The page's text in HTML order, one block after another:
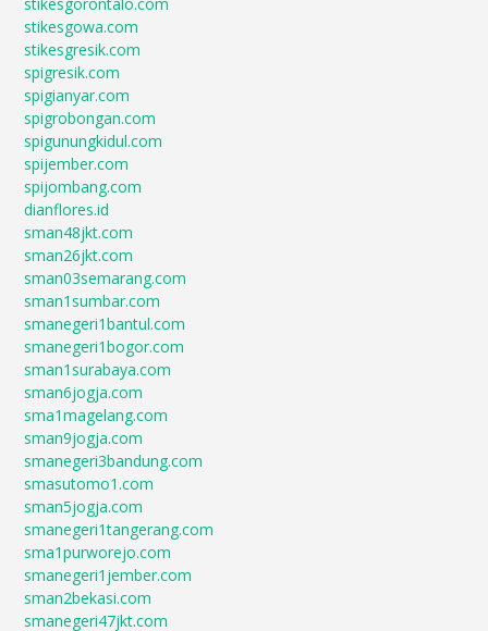
stikesgorontalo.com
stikesgowa.com
stikesgresik.com
spigresik.com
spigianyar.com
spigrobongan.com
spigunungkidul.com
spijember.com
spijombang.com
dianflores.id
sman48jkt.com
sman26jkt.com
sman03semarang.com
sman1sumbar.com
smanegeri1bantul.com
smanegeri1bogor.com
sman1surabaya.com
sman6jogja.com
sma1magelang.com
sman9jogja.com
smanegeri3bandung.com
smasutomo1.com
sman5jogja.com
smanegeri1tangerang.com
sma1purworejo.com
smanegeri1jember.com
sman2bekasi.com
smanegeri47jkt.com